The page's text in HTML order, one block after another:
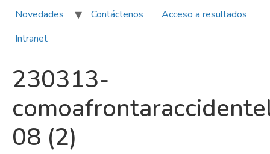
Novedades
Contáctenos
Acceso a resultados
Intranet
230313-
08 (2)